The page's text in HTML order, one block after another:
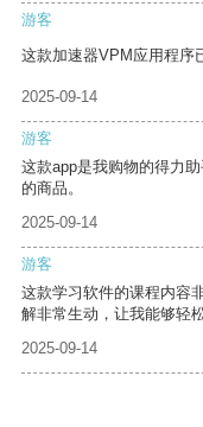
游客
这款加速器VPM应用程序
2025-09-14
游客
这款app是我购物的得力
的商品。
2025-09-14
游客
这款学习软件的课程内容
解非常生动，让我能够轻
2025-09-14